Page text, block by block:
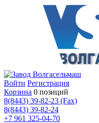
Войти Регистрация
Корзина 0 позиций
8(8443) 39-82-23 (Fax)
8(8443) 39-82-24
+7 961 325-04-70